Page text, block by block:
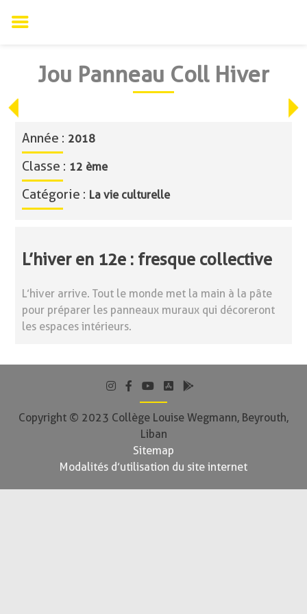
Jou Panneau Coll Hiver
Année : 2018
Classe : 12 ème
Catégorie : La vie culturelle
L’hiver en 12e : fresque collective
L’hiver arrive. Tout le monde met la main à la pâte
pour préparer les panneaux muraux qui décoreront
les espaces intérieurs.
Copyright © 2023 Collège Louise Wegmann, Beyrouth,
Liban
Sitemap
Modalités d’utilisation du site internet